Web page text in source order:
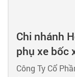
Chi nhánh
phụ xe bốc
Công Ty Cổ